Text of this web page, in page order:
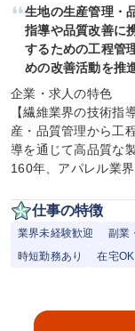
生地の生産管理・
指導や品質改善に
するための工程管
めの改善活動を推
企業・求人の特色
【繊維業界の技術指
産・品質管理から工
導を通じて高品質な
160年、アパレル業
仕事の特徴
業界未経験歓迎 副業
時短勤務あり
在宅OK